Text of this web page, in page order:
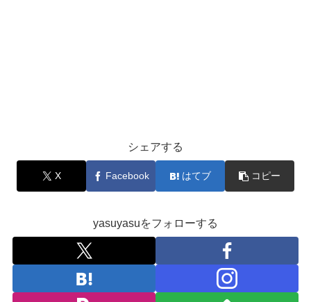
シェアする
X Facebook はてブ コピー
yasuyasuをフォローする